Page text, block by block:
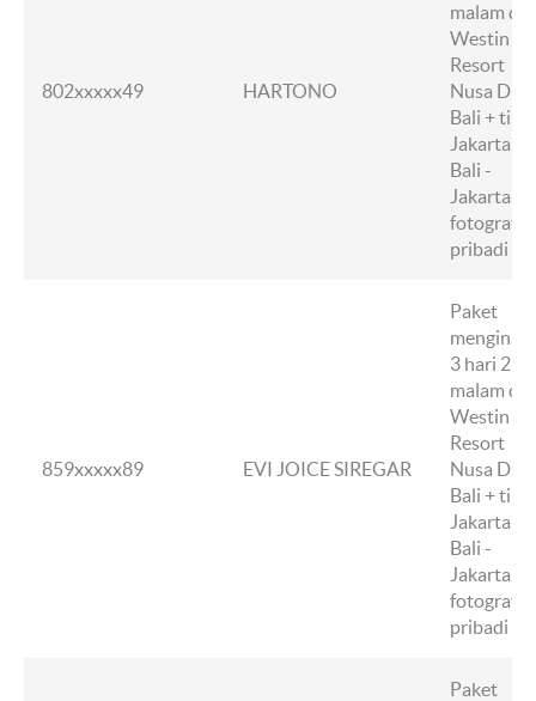
802xxxxx49 HARTONO
malam di
Westin
Resort
Nusa Dua,
Bali + tiket
Jakarta -
Bali -
Jakarta +
fotografer
pribadi
859xxxxx89 EVI JOICE SIREGAR
Paket
menginap
3 hari 2
malam di
Westin
Resort
Nusa Dua,
Bali + tiket
Jakarta -
Bali -
Jakarta +
fotografer
pribadi
Paket